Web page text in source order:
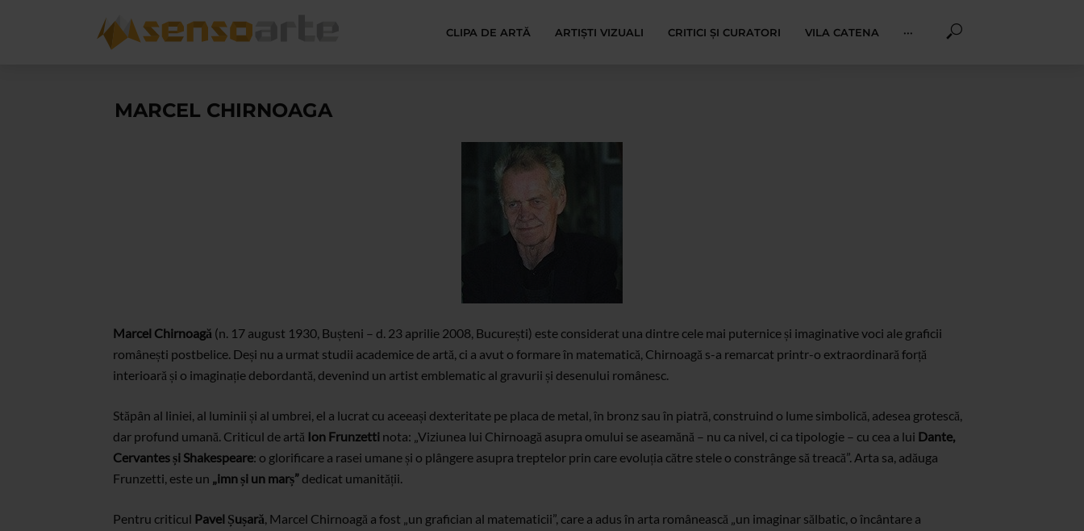
CLIPA DE ARTĂ ARTIȘTI VIZUALI CRITICI ȘI CURATORI VILA CATENA ···
MARCEL CHIRNOAGA
Marcel Chirnoagă (n. 17 august 1930, Bușteni – d. 23 aprilie 2008, București) este considerat una dintre cele mai puternice și imaginative voci ale graficii
românești postbelice. Deși nu a urmat studii academice de artă, ci a avut o formare în matematică, Chirnoagă s-a remarcat printr-o extraordinară forță
interioară și o imaginație debordantă, devenind un artist emblematic al gravurii și desenului românesc.
Stăpân al liniei, al luminii și al umbrei, el a lucrat cu aceeași dexteritate pe placa de metal, în bronz sau în piatră, construind o lume simbolică, adesea grotescă,
dar profund umană. Criticul de artă Ion Frunzetti nota: „Viziunea lui Chirnoagă asupra omului se aseamănă – nu ca nivel, ci ca tipologie – cu cea a lui Dante,
Cervantes și Shakespeare: o glorificare a rasei umane și o plângere asupra treptelor prin care evoluția către stele o constrânge să treacă”. Arta sa, adăuga
Frunzetti, este un „imn și un marș” dedicat umanității.
Pentru criticul Pavel Șușară, Marcel Chirnoagă a fost „un grafician al matematicii”, care a adus în arta românească „un imaginar sălbatic, o încântare a